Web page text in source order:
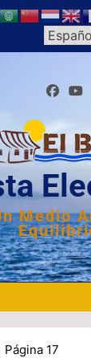
Medio
Página 17